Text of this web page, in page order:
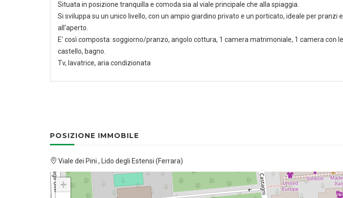
Situata in posizione tranquilla e comoda sia al viale principale che alla spiaggia.
Si sviluppa su un unico livello, con un ampio giardino privato e un porticato, ideale per pranzi
all'aperto.
E' così composta: soggiorno/pranzo, angolo cottura, 1 camera matrimoniale, 1 camera con
castello, bagno.
Tv, lavatrice, aria condizionata
POSIZIONE IMMOBILE
Viale dei Pini , Lido degli Estensi (Ferrara)
+